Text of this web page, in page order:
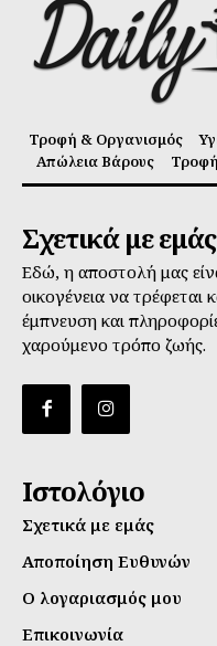
Τροφή & Οργανισμός
Απώλεια Βάρους
Σχετικά με εμάς
Εδώ, η αποστολή μας
οικογένεια να τρέφεται
έμπνευση και
χαρούμενο τρόπο ζωής.
Ιστολόγιο
Σχετικά με εμάς
Αποποίηση Ευθυνών
Ο λογαριασμός μου
Επικοινωνία